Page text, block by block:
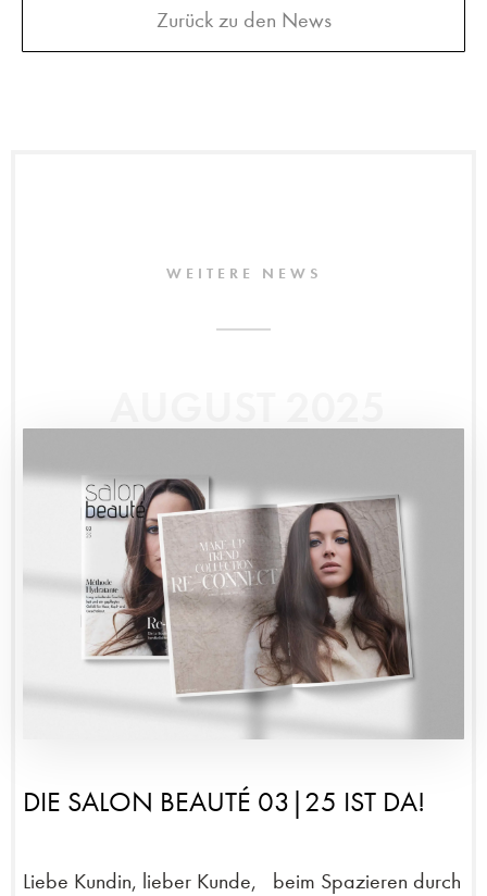
Zurück zu den News
WEITERE NEWS
DIE SALON BEAUTÉ 03|25 IST DA!
Liebe Kundin, lieber Kunde, beim Spazieren durch